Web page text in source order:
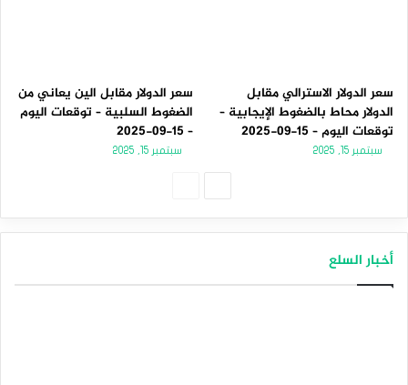
سعر الدولار الاسترالي مقابل
الدولار محاط بالضغوط الإيجابية –
توقعات اليوم – 15-09-2025
سبتمبر 15, 2025
سعر الدولار مقابل الين يعاني من
الضغوط السلبية – توقعات اليوم
– 15-09-2025
سبتمبر 15, 2025
أخبار السلع